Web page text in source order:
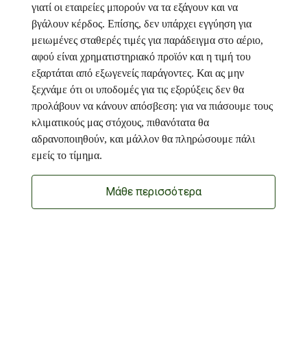
γιατί οι εταιρείες μπορούν να τα εξάγουν και να
βγάλουν κέρδος. Επίσης, δεν υπάρχει εγγύηση για
μειωμένες σταθερές τιμές για παράδειγμα στο αέριο,
αφού είναι χρηματιστηριακό προϊόν και η τιμή του
εξαρτάται από εξωγενείς παράγοντες. Και ας μην
ξεχνάμε ότι οι υποδομές για τις εξορύξεις δεν θα
προλάβουν να κάνουν απόσβεση: για να πιάσουμε τους
κλιματικούς μας στόχους, πιθανότατα θα
αδρανοποιηθούν, και μάλλον θα πληρώσουμε πάλι
εμείς το τίμημα.
Μάθε περισσότερα